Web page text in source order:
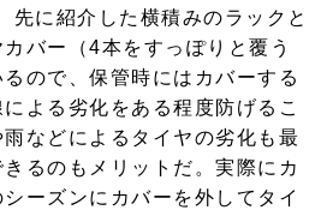
先に紹介した横積みのラックと
バー（4本をすっぽりと覆う
ので、保管時にはカバーする
よる劣化をある程度防げるこ
などによるタイヤの劣化も最
るのもメリットだ。実際にカ
ーズンにカバーを外してタイ